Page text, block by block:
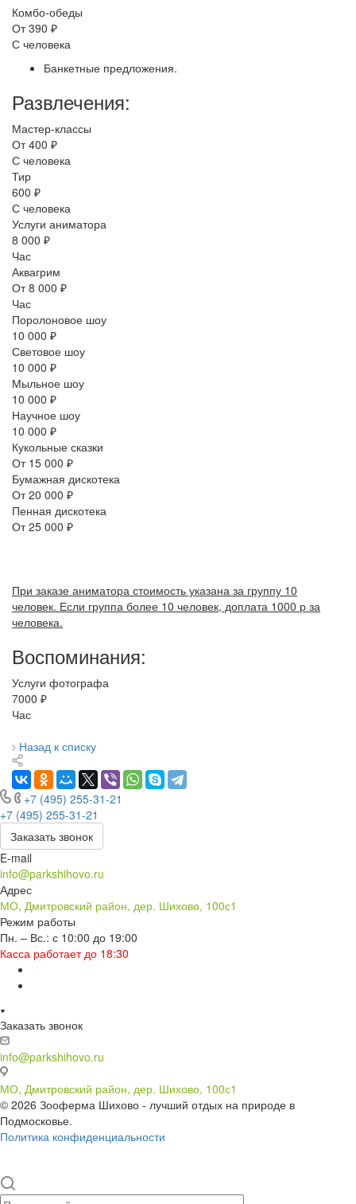
Комбо-обеды
От 390 ₽
С человека
Банкетные предложения.
Развлечения:
Мастер-классы
От 400 ₽
С человека
Тир
600 ₽
С человека
Услуги аниматора
8 000 ₽
Час
Аквагрим
От 8 000 ₽
Час
Поролоновое шоу
10 000 ₽
Световое шоу
10 000 ₽
Мыльное шоу
10 000 ₽
Научное шоу
10 000 ₽
Кукольные сказки
От 15 000 ₽
Бумажная дискотека
От 20 000 ₽
Пенная дискотека
От 25 000 ₽
При заказе аниматора стоимость указана за группу 10
человек. Если группа более 10 человек, доплата 1000 р за
человека.
Воспоминания:
Услуги фотографа
7000 ₽
Час
Назад к списку
+7 (495) 255-31-21
+7 (495) 255-31-21
Заказать звонок
E-mail
info@parkshihovo.ru
Адрес
МО, Дмитровский район, дер. Шихово, 100с1
Режим работы
Пн. – Вс.: с 10:00 до 19:00
Касса работает до 18:30
Заказать звонок
info@parkshihovo.ru
МО, Дмитровский район, дер. Шихово, 100с1
© 2026 Зооферма Шихово - лучший отдых на природе в
Подмосковье.
Политика конфиденциальности